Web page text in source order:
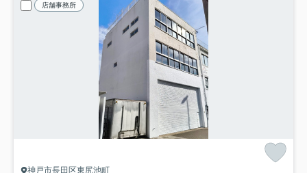
店舗事務所
神戸市長田区東尻池町